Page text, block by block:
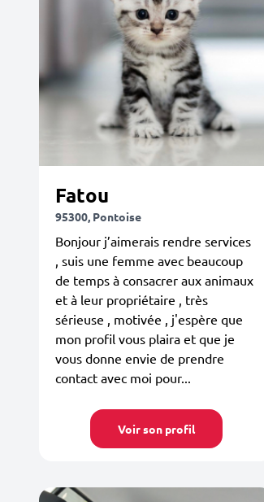
Fatou
95300, Pontoise
Bonjour j’aimerais rendre services
, suis une femme avec beaucoup
de temps à consacrer aux animaux
et à leur propriétaire , très
sérieuse , motivée , j'espère que
mon profil vous plaira et que je
vous donne envie de prendre
contact avec moi pour...
Voir son profil